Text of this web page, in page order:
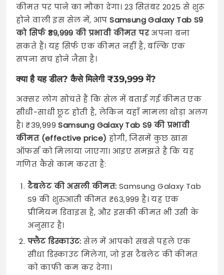
कीमत पर पाने का मौका देगा। 23 सितंबर 2025 से शुरू
होने वाली इस सेल में, आपSamsung Galaxy Tab S9
को सिर्फ ₹39,999 की प्रभावी कीमत परअपना बना
सकते हैं। यह सिर्फ एक कीमत नहीं है, बल्कि एक
सपना सच होने जैसा है।
क्या है यह डील? कैसे मिलेगी ₹39,999 में?
अक्सर लोग सोचते हैं कि सेल में बताई गई कीमत एक
सीधी-साधी छूट होती है, लेकिन यहाँ मामला थोड़ा अलग
है। ₹39,999Samsung Galaxy Tab S9 की प्रभावी
कीमत (effective price) होगी, जिसमें कुछ खास
ऑफर्स को मिलाया जाएगा। आइए समझते हैं कि यह
गणित कैसे काम करता है:
टैबलेट की असली कीमत: Samsung Galaxy Tab
S9 की शुरुआती कीमत ₹63,999 है। यह एक
प्रीमियम डिवाइस है, और इसकी कीमत भी उसी के
अनुसार है।
फ्लैट डिस्काउंट: सेल में आपको सबसे पहले एक
सीधा डिस्काउंट मिलेगा, जो इस टैबलेट की कीमत
को काफी कम कर देगा।